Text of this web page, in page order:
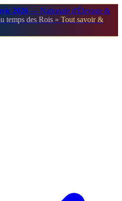
2026 — Nationale d'Élevage &
temps des Rois » Tout savoir &